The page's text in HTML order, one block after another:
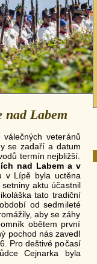
nad Labem
veteránů
se zadaří a datum
termín nejbližší.
nad Labem a v
v Lípě byla uctěna
aktu účastnil
tato tradiční
od sedmileté
aby se záhy
obětem první
pochod nás zavedl
Pro deštivé počasí
Cejnarka byla